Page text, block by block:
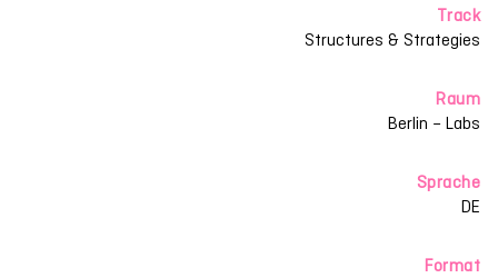
Track
Structures & Strategies
Raum
Berlin – Labs
Sprache
DE
Format